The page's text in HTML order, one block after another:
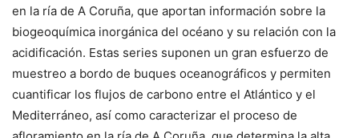
en la ría de A Coruña, que aportan información sobre la
biogeoquímica inorgánica del océano y su relación con la
acidificación. Estas series suponen un gran esfuerzo de
muestreo a bordo de buques oceanográficos y permiten
cuantificar los flujos de carbono entre el Atlántico y el
Mediterráneo, así como caracterizar el proceso de